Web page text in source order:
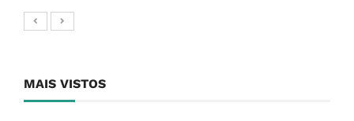
MAIS VISTOS